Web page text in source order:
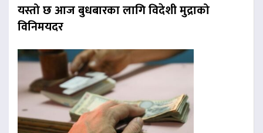
यस्तो छ आज बुधबारका लागि विदेशी मुद्राको
विनिमयदर